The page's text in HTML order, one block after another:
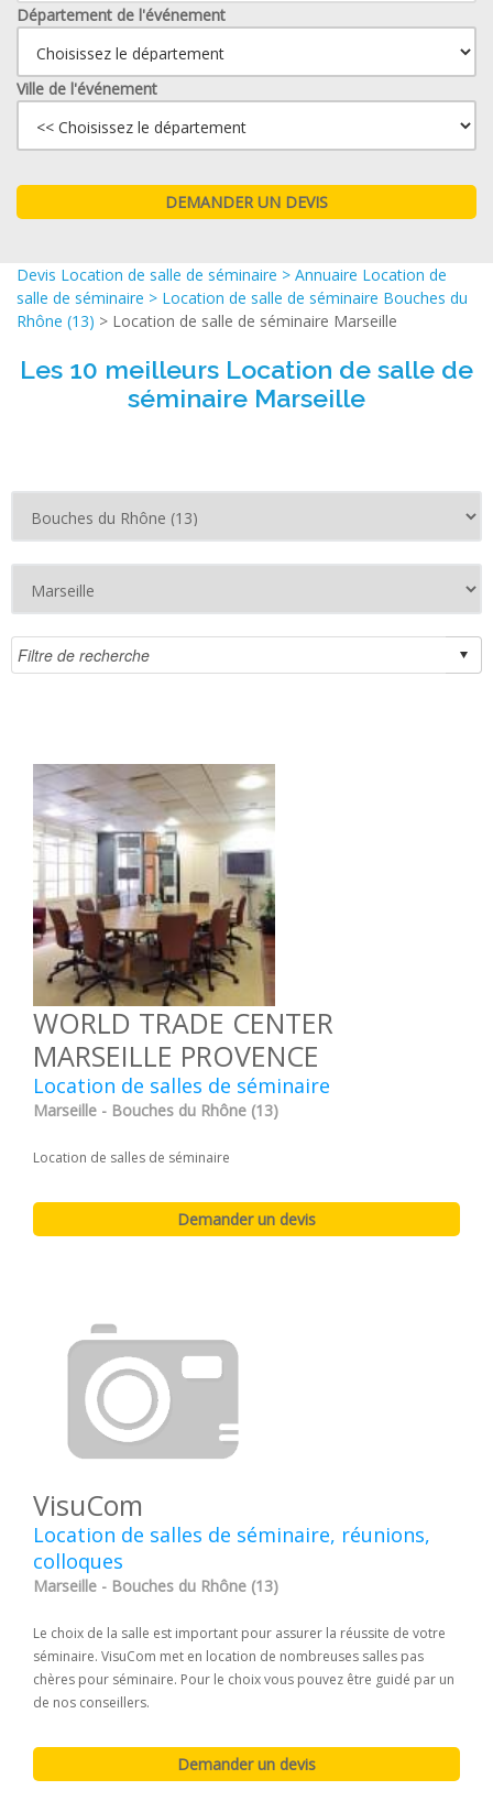
Département de l'événement
Ville de l'événement
Devis Location de salle de séminaire > Annuaire Location de
salle de séminaire > Location de salle de séminaire Bouches du
Rhône (13) > Location de salle de séminaire Marseille
Les 10 meilleurs Location de salle de
séminaire Marseille
WORLD TRADE CENTER
MARSEILLE PROVENCE
Location de salles de séminaire
Marseille - Bouches du Rhône (13)
Location de salles de séminaire
VisuCom
Location de salles de séminaire, réunions,
colloques
Marseille - Bouches du Rhône (13)
Le choix de la salle est important pour assurer la réussite de votre
séminaire. VisuCom met en location de nombreuses salles pas
chères pour séminaire. Pour le choix vous pouvez être guidé par un
de nos conseillers.